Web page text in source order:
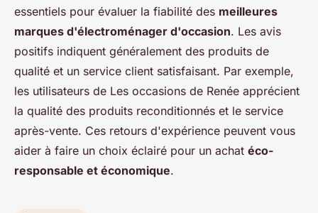
essentiels pour évaluer la fiabilité des meilleures
marques d'électroménager d'occasion. Les avis
positifs indiquent généralement des produits de
qualité et un service client satisfaisant. Par exemple,
les utilisateurs de Les occasions de Renée apprécient
la qualité des produits reconditionnés et le service
après-vente. Ces retours d'expérience peuvent vous
aider à faire un choix éclairé pour un achat éco-
responsable et économique.